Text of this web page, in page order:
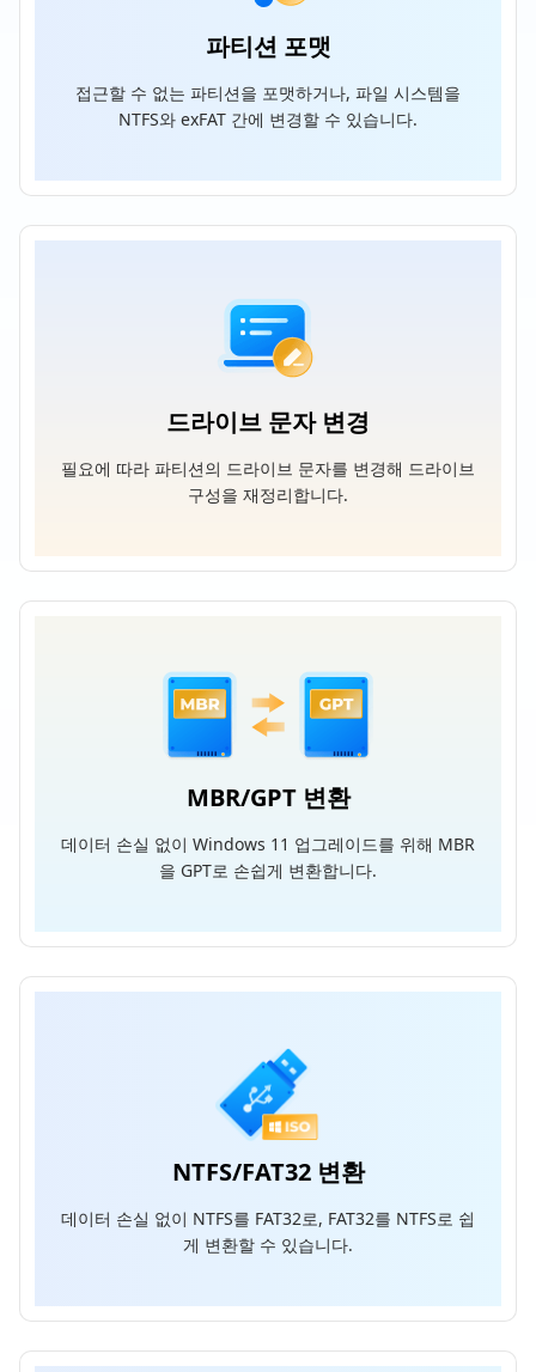
파티션 포맷
접근할 수 없는 파티션을 포맷하거나, 파일 시스템을
NTFS와 exFAT 간에 변경할 수 있습니다.
드라이브 문자 변경
필요에 따라 파티션의 드라이브 문자를 변경해 드라이브
구성을 재정리합니다.
MBR/GPT 변환
데이터 손실 없이 Windows 11 업그레이드를 위해 MBR
을 GPT로 손쉽게 변환합니다.
NTFS/FAT32 변환
데이터 손실 없이 NTFS를 FAT32로, FAT32를 NTFS로 쉽
게 변환할 수 있습니다.